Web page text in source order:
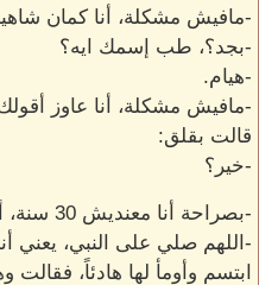
-مافيش مشكلة، أنا كمان
-بجد؟، طب إسمك ايه؟
-هيام.
-مافيش مشكلة، أنا عاوز
قالت بقلق:
-خير؟
-بصراحة أنا معنديش 30 سنة، أنا عندي 25.
-اللهم صلي على النبي، يعني
ابتسم وأومأ لها هادئاً،